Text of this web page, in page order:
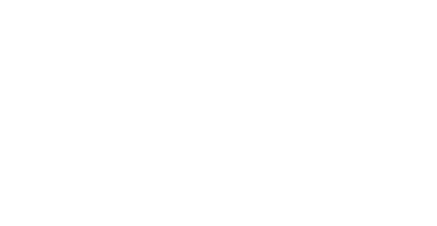
פיצה של תשעת הימים ולמה